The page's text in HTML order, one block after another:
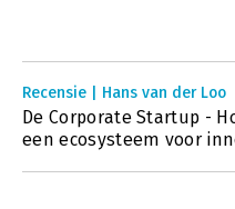
Recensie | Hans van der Loo
De Corporate Startup -
een ecosysteem voor